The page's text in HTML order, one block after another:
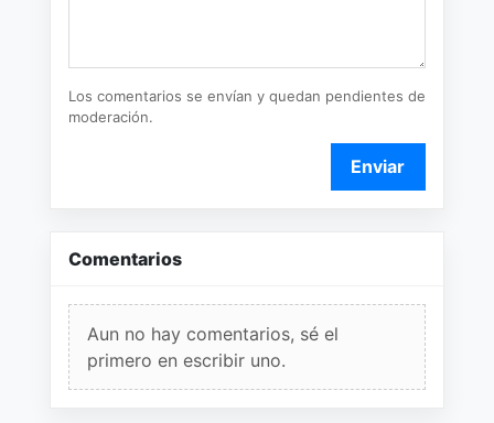
Los comentarios se envían y quedan pendientes de
moderación.
Enviar
Comentarios
Aun no hay comentarios, sé el
primero en escribir uno.